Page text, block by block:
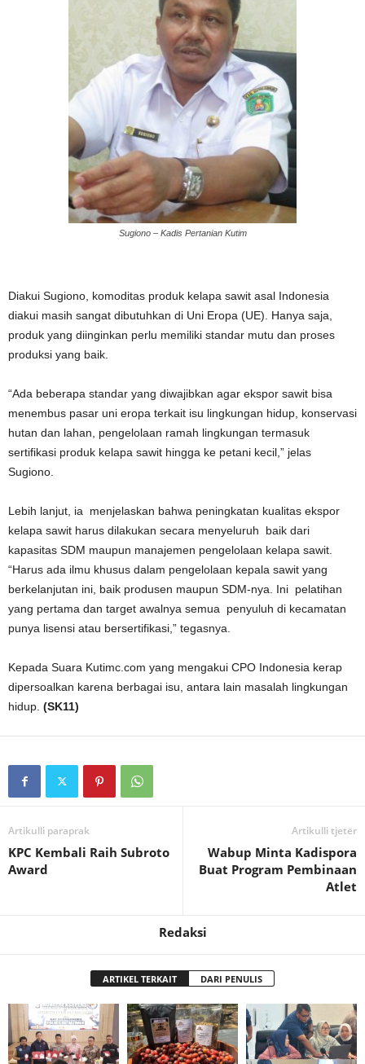
Sugiono – Kadis Pertanian Kutim
Diakui Sugiono, komoditas produk kelapa sawit asal Indonesia
diakui masih sangat dibutuhkan di Uni Eropa (UE). Hanya saja,
produk yang diinginkan perlu memiliki standar mutu dan proses
produksi yang baik.
“Ada beberapa standar yang diwajibkan agar ekspor sawit bisa
menembus pasar uni eropa terkait isu lingkungan hidup, konservasi
hutan dan lahan, pengelolaan ramah lingkungan termasuk
sertifikasi produk kelapa sawit hingga ke petani kecil,” jelas
Sugiono.
Lebih lanjut, ia menjelaskan bahwa peningkatan kualitas ekspor
kelapa sawit harus dilakukan secara menyeluruh baik dari
kapasitas SDM maupun manajemen pengelolaan kelapa sawit.
“Harus ada ilmu khusus dalam pengelolaan kepala sawit yang
berkelanjutan ini, baik produsen maupun SDM-nya. Ini pelatihan
yang pertama dan target awalnya semua penyuluh di kecamatan
punya lisensi atau bersertifikasi,” tegasnya.
Kepada Suara Kutimc.com yang mengakui CPO Indonesia kerap
dipersoalkan karena berbagai isu, antara lain masalah lingkungan
hidup. (SK11)
Artikulli paraprak
KPC Kembali Raih Subroto
Award
Artikulli tjetër
Wabup Minta Kadispora
Buat Program Pembinaan
Atlet
Redaksi
ARTIKEL TERKAIT DARI PENULIS